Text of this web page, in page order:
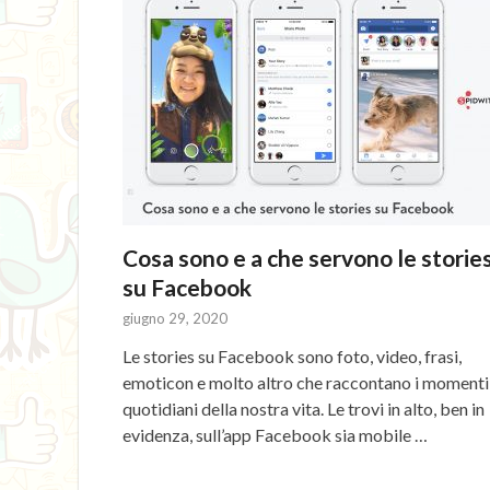
Cosa sono e a che servono le
su Facebook
giugno 29, 2020
Le stories su Facebook sono foto, video, frasi,
emoticon e molto altro che raccontano i momenti
quotidiani della nostra vita. Le trovi in alto, ben in
evidenza, sull’app Facebook sia mobile …